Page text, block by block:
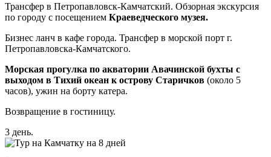
Трансфер в Петропавловск-Камчатский. Обзорная экскурсия
по городу с посещением Краеведческого музея.
Бизнес ланч в кафе города. Трансфер в морской порт г.
Петропавловска-Камчатского.
Морская прогулка по акватории Авачинской бухты с
выходом в Тихий океан к острову Старичков (около 5
часов), ужин на борту катера.
Возвращение в гостиницу.
3 день.